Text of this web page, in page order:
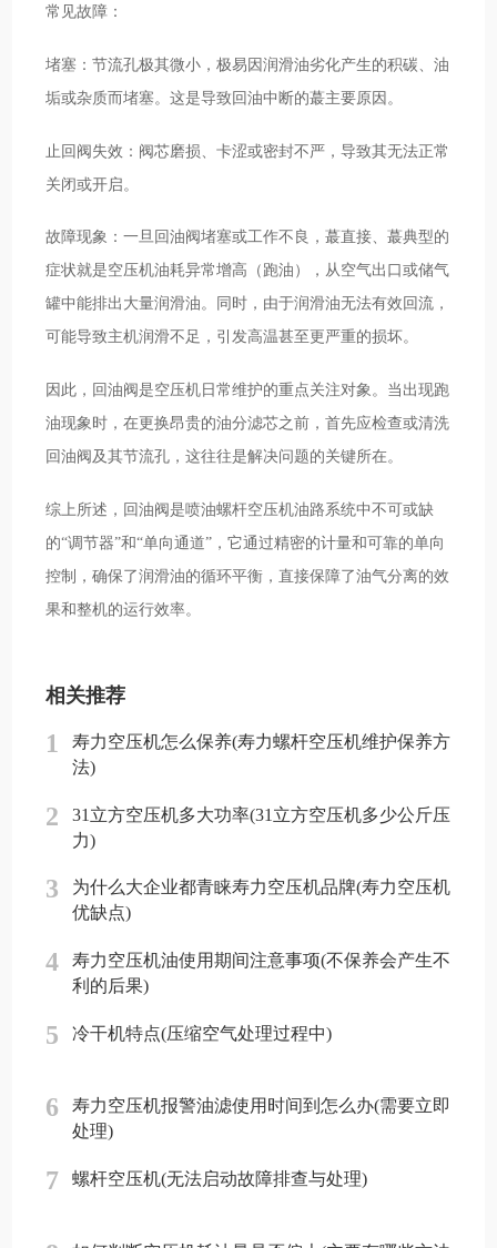
常见故障：
堵塞：节流孔极其微小，极易因润滑油劣化产生的积碳、油
垢或杂质而堵塞。这是导致回油中断的蕞主要原因。
止回阀失效：阀芯磨损、卡涩或密封不严，导致其无法正常
关闭或开启。
故障现象：一旦回油阀堵塞或工作不良，蕞直接、蕞典型的
症状就是空压机油耗异常增高（跑油），从空气出口或储气
罐中能排出大量润滑油。同时，由于润滑油无法有效回流，
可能导致主机润滑不足，引发高温甚至更严重的损坏。
因此，回油阀是空压机日常维护的重点关注对象。当出现跑
油现象时，在更换昂贵的油分滤芯之前，首先应检查或清洗
回油阀及其节流孔，这往往是解决问题的关键所在。
综上所述，回油阀是喷油螺杆空压机油路系统中不可或缺
的“调节器”和“单向通道”，它通过精密的计量和可靠的单向
控制，确保了润滑油的循环平衡，直接保障了油气分离的效
果和整机的运行效率。
相关推荐
1
寿力空压机怎么保养(寿力螺杆空压机维护保养方
法)
2
31立方空压机多大功率(31立方空压机多少公斤压
力)
3
为什么大企业都青睐寿力空压机品牌(寿力空压机
优缺点)
4
寿力空压机油使用期间注意事项(不保养会产生不
利的后果)
5 冷干机特点(压缩空气处理过程中)
6
寿力空压机报警油滤使用时间到怎么办(需要立即
处理)
7 螺杆空压机(无法启动故障排查与处理)